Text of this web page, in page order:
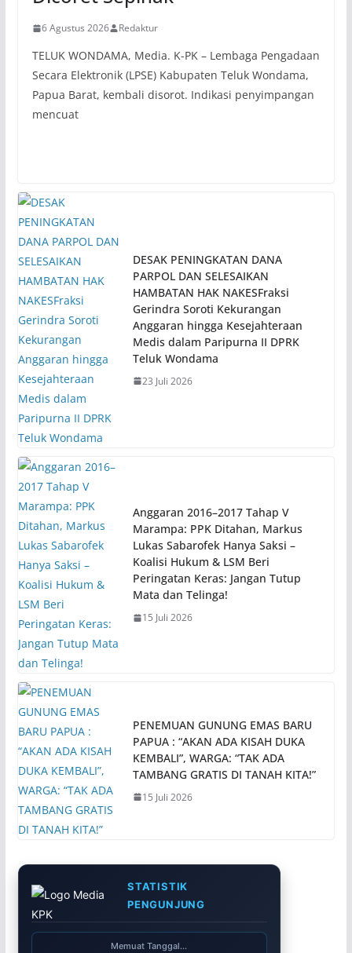
6 Agustus 2026 Redaktur
TELUK WONDAMA, Media. K-PK – Lembaga Pengadaan
Secara Elektronik (LPSE) Kabupaten Teluk Wondama,
Papua Barat, kembali disorot. Indikasi penyimpangan
mencuat
DESAK PENINGKATAN DANA
PARPOL DAN SELESAIKAN
HAMBATAN HAK NAKESFraksi
Gerindra Soroti Kekurangan
Anggaran hingga Kesejahteraan
Medis dalam Paripurna II DPRK
Teluk Wondama
23 Juli 2026
Anggaran 2016–2017 Tahap V
Marampa: PPK Ditahan, Markus
Lukas Sabarofek Hanya Saksi –
Koalisi Hukum & LSM Beri
Peringatan Keras: Jangan Tutup
Mata dan Telinga!
15 Juli 2026
PENEMUAN GUNUNG EMAS BARU
PAPUA : “AKAN ADA KISAH DUKA
KEMBALI”, WARGA: “TAK ADA
TAMBANG GRATIS DI TANAH KITA!”
15 Juli 2026
STATISTIK
PENGUNJUNG
Memuat Tanggal...